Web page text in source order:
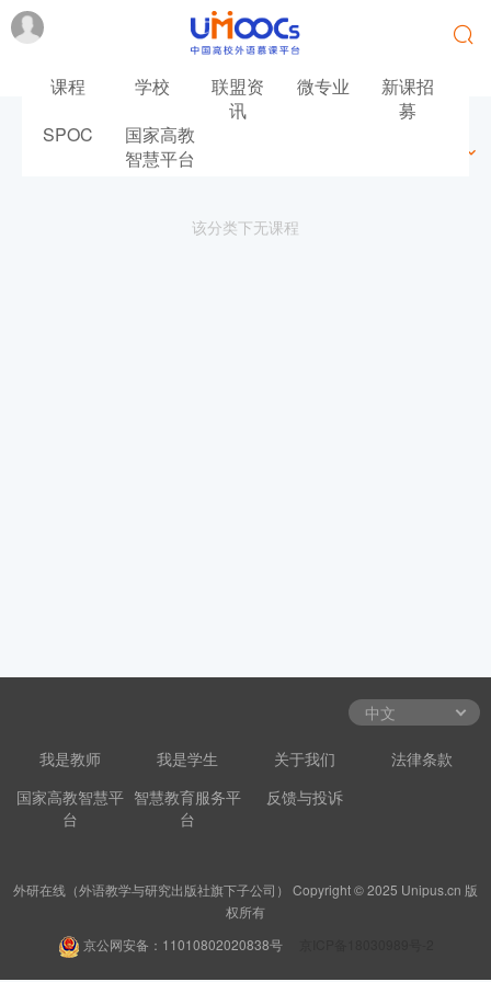
课程 学校
联盟资
讯
微专业
新课招
募
SPOC
国家高教
智慧平台
该分类下无课程
我是教师 我是学生 关于我们
法律条款
国家高教智慧平
台
智慧教育服务平
台
反馈与投诉
外研在线（外语教学与研究出版社旗下子公司） Copyright © 2025 Unipus.cn 版
权所有
京公网安备：11010802020838号